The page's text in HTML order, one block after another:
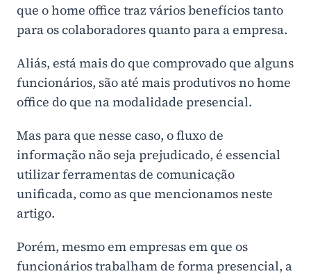
que o home office traz vários benefícios tanto
para os colaboradores quanto para a empresa.
Aliás, está mais do que comprovado que alguns
funcionários, são até mais produtivos no home
office do que na modalidade presencial.
Mas para que nesse caso, o fluxo de
informação não seja prejudicado, é essencial
utilizar ferramentas de comunicação
unificada, como as que mencionamos neste
artigo.
Porém, mesmo em empresas em que os
funcionários trabalham de forma presencial, a